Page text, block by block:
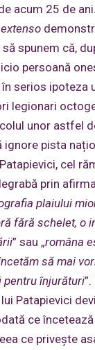
acum 25 de
spunem că,
persoană
serios ipoteza
legionari
unor astfel
ignore pista
cel
prin
plaiului
fără schelet, o
” sau „româna
să mai
pentru înjurături
Patapievici
ce
ce privește